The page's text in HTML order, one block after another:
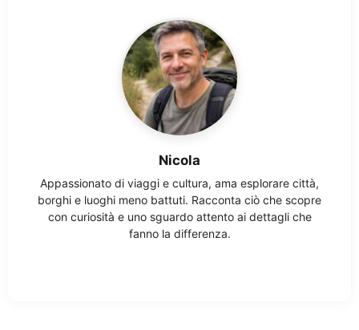
Nicola
Appassionato di viaggi e cultura, ama esplorare città,
borghi e luoghi meno battuti. Racconta ciò che scopre
con curiosità e uno sguardo attento ai dettagli che
fanno la differenza.